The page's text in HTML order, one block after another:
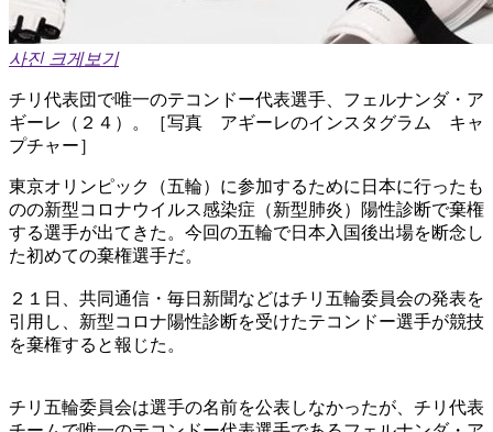
사진 크게보기
チリ代表団で唯一のテコンドー代表選手、フェルナンダ・ア
ギーレ（２４）。［写真 アギーレのインスタグラム キャ
プチャー］
東京オリンピック（五輪）に参加するために日本に行ったも
のの新型コロナウイルス感染症（新型肺炎）陽性診断で棄権
する選手が出てきた。今回の五輪で日本入国後出場を断念し
た初めての棄権選手だ。
２１日、共同通信・毎日新聞などはチリ五輪委員会の発表を
引用し、新型コロナ陽性診断を受けたテコンドー選手が競技
を棄権すると報じた。
チリ五輪委員会は選手の名前を公表しなかったが、チリ代表